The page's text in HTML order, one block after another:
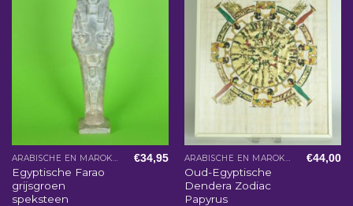
ARABISCHE EN MAROKKAANSE WOONACCESSOIRES
Egyptische Farao
grijsgroen
speksteen
€34,95 ARABISCHE EN MAROKKAANSE WOONACCESSOIRES
Oud-Egyptische
Dendera Zodiac
Papyrus
€44,00